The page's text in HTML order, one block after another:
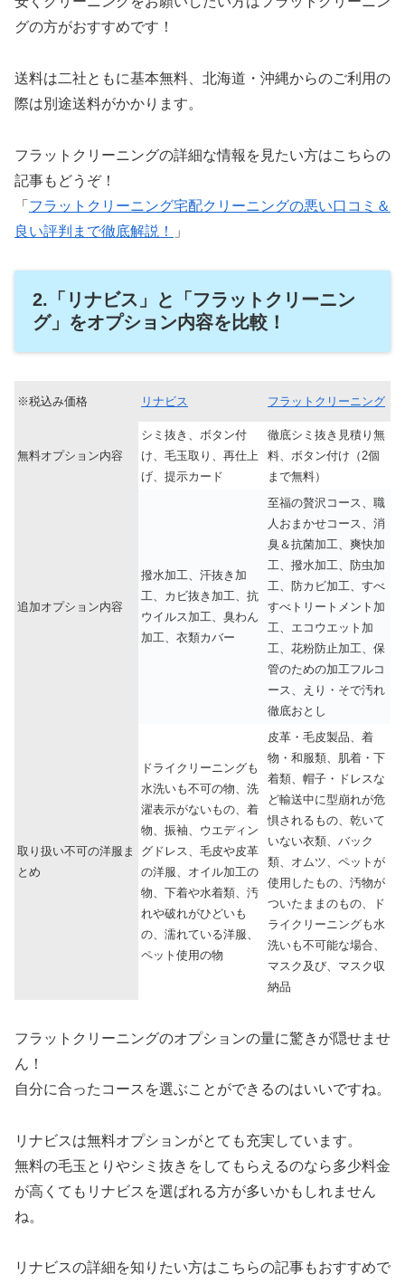
グの方がおすすめです！
送料は二社ともに基本無料、北海道・沖縄からのご利用の
際は別途送料がかかります。
フラットクリーニングの詳細な情報を見たい方はこちらの
記事もどうぞ！
「 フラットクリーニング宅配クリーニングの悪い口コミ＆
良い評判まで徹底解説！
」
2.「リナビス」と「フラットクリーニン
グ」をオプション内容を比較！
※税込み価格 リナビス フラットクリーニング
無料オプション内容
シミ抜き、ボタン付
け、毛玉取り、再仕上
げ、提示カード
徹底シミ抜き見積り無
料、ボタン付け（2個
まで無料）
追加オプション内容
撥水加工、汗抜き加
工、カビ抜き加工、抗
ウイルス加工、臭わん
加工、衣類カバー
至福の贅沢コース、職
人おまかせコース、消
臭＆抗菌加工、爽快加
工、撥水加工、防虫加
工、防カビ加工、すべ
すべトリートメント加
工、エコウエット加
工、花粉防止加工、保
管のための加工フルコ
ース、えり・そで汚れ
徹底おとし
取り扱い不可の洋服ま
とめ
ドライクリーニングも
水洗いも不可の物、洗
濯表示がないもの、着
物、振袖、ウエディン
グドレス、毛皮や皮革
の洋服、オイル加工の
物、下着や水着類、汚
れや破れがひどいも
の、濡れている洋服、
ペット使用の物
皮革・毛皮製品、着
物・和服類、肌着・下
着類、帽子・ドレスな
ど輸送中に型崩れが危
惧されるもの、乾いて
いない衣類、バック
類、オムツ、ペットが
使用したもの、汚物が
ついたままのもの、ド
ライクリーニングも水
洗いも不可能な場合、
マスク及び、マスク収
納品
フラットクリーニングのオプションの量に驚きが隠せませ
ん！
自分に合ったコースを選ぶことができるのはいいですね。
リナビスは無料オプションがとても充実しています。
無料の毛玉とりやシミ抜きをしてもらえるのなら多少料金
が高くてもリナビスを選ばれる方が多いかもしれません
ね。
リナビスの詳細を知りたい方はこちらの記事もおすすめで